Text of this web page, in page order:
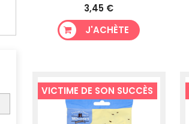
3,45 €
J'ACHÈTE
VICTIME DE SON SUCCÈS